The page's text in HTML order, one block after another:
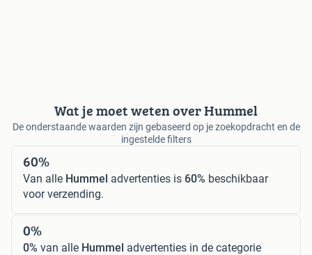
Wat je moet weten over Hummel
De onderstaande waarden zijn gebaseerd op je zoekopdracht en de
ingestelde filters
60%
Van alle Hummel advertenties is 60% beschikbaar
voor verzending.
0%
0% van alle Hummel advertenties in de categorie